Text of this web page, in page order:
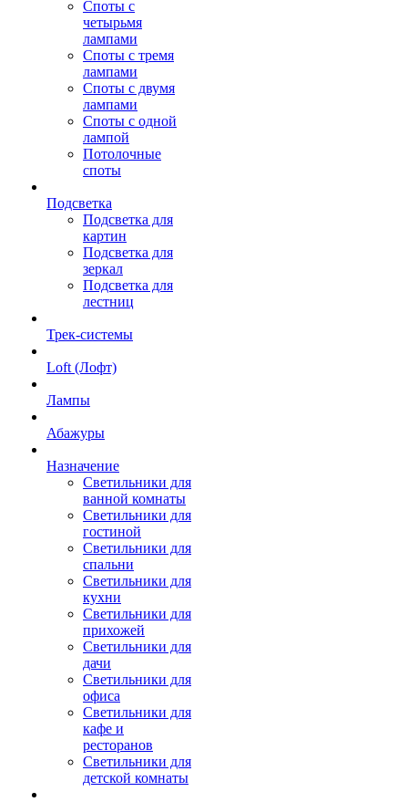
Споты с
четырьмя
лампами
Споты с тремя
лампами
Споты с двумя
лампами
Споты с одной
лампой
Потолочные
споты
Подсветка
Подсветка для
картин
Подсветка для
зеркал
Подсветка для
лестниц
Трек-системы
Loft (Лофт)
Лампы
Абажуры
Назначение
Светильники для
ванной комнаты
Светильники для
гостиной
Светильники для
спальни
Светильники для
кухни
Светильники для
прихожей
Светильники для
дачи
Светильники для
офиса
Светильники для
кафе и
ресторанов
Светильники для
детской комнаты